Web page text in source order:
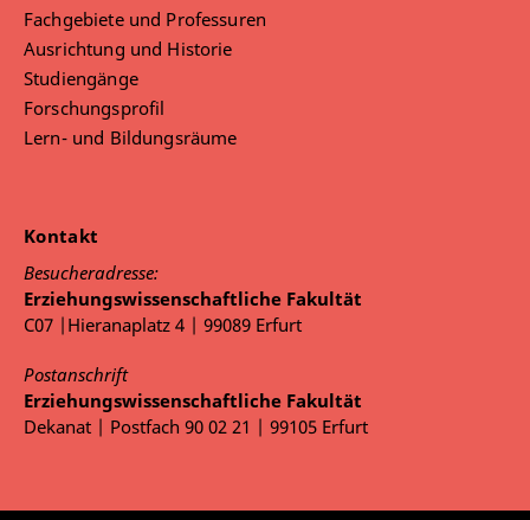
Fachgebiete und Professuren
Ausrichtung und Historie
Studiengänge
Forschungsprofil
Lern- und Bildungsräume
Kontakt
Besucheradresse:
Erziehungswissenschaftliche Fakultät
C07 |Hieranaplatz 4 | 99089 Erfurt
Postanschrift
Erziehungswissenschaftliche Fakultät
Dekanat | Postfach 90 02 21 | 99105 Erfurt